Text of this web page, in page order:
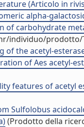
(Articolo in
alpha-
of carbohydrate
individuo/prodotto/
the acetyl-
of Aes acetyl-
features of acetyl
Sulfolobus
(Prodotto della